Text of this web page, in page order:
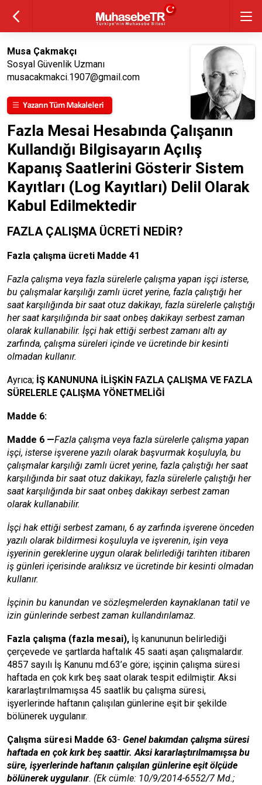
Musa Çakmakçı
Sosyal Güvenlik Uzmanı
musacakmakci.1907@gmail.com
Fazla Mesai Hesabında Çalışanın
Kullandığı Bilgisayarın Açılış
Kapanış Saatlerini Gösterir Sistem
Kayıtları (Log Kayıtları) Delil Olarak
Kabul Edilmektedir
FAZLA ÇALIŞMA ÜCRETİ NEDİR?
Fazla çalışma ücreti Madde 41
Fazla çalışma veya fazla sürelerle çalışma yapan işçi isterse,
bu çalışmalar karşılığı zamlı ücret yerine, fazla çalıştığı her
saat karşılığında bir saat otuz dakikayı, fazla sürelerle çalıştığı
her saat karşılığında bir saat onbeş dakikayı serbest zaman
olarak kullanabilir. İşçi hak ettiği serbest zamanı altı ay
zarfında, çalışma süreleri içinde ve ücretinde bir kesinti
olmadan kullanır.
Ayrıca; İŞ KANUNUNA İLİŞKİN FAZLA ÇALIŞMA VE FAZLA
SÜRELERLE ÇALIŞMA YÖNETMELİĞİ
Madde 6:
Madde 6 —Fazla çalışma veya fazla sürelerle çalışma yapan
işçi, isterse işverene yazılı olarak başvurmak koşuluyla, bu
çalışmalar karşılığı zamlı ücret yerine, fazla çalıştığı her saat
karşılığında bir saat otuz dakikayı, fazla sürelerle çalıştığı her
saat karşılığında bir saat onbeş dakikayı serbest zaman
olarak kullanabilir.
İşçi hak ettiği serbest zamanı, 6 ay zarfında işverene önceden
yazılı olarak bildirmesi koşuluyla ve işverenin, işin veya
işyerinin gereklerine uygun olarak belirlediği tarihten itibaren
iş günleri içerisinde aralıksız ve ücretinde bir kesinti olmadan
kullanır.
İşçinin bu kanundan ve sözleşmelerden kaynaklanan tatil ve
izin günlerinde serbest zaman kullandırılamaz.
Fazla çalışma (fazla mesai), İş kanununun belirlediği
çerçevede ve şartlarda haftalık 45 saati aşan çalışmalardır.
4857 sayılı İş Kanunu md.63’e göre; işçinin çalışma süresi
haftada en çok kırk beş saat olarak tespit edilmiştir. Aksi
kararlaştırılmamışsa 45 saatlik bu çalışma süresi,
işyerlerinde haftanın çalışılan günlerine eşit bir şekilde
bölünerek uygulanır.
Çalışma süresi Madde 63- Genel bakımdan çalışma süresi
haftada en çok kırk beş saattir. Aksi kararlaştırılmamışsa bu
süre, işyerlerinde haftanın çalışılan günlerine eşit ölçüde
bölünerek uygulanır. (Ek cümle: 10/9/2014-6552/7 Md.;